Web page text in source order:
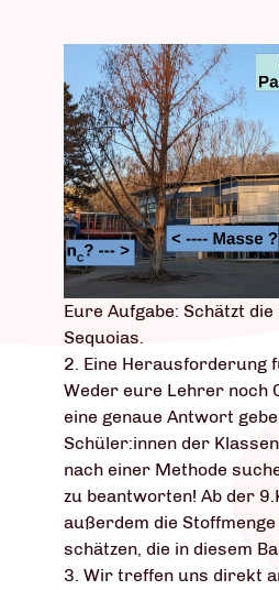
Eure Aufgabe: Schätzt
Sequoias.
2. Eine Herausforderung
Weder eure Lehrer noch
eine genaue Antwort
Schüler:innen der
nach einer Methode
zu beantworten! Ab der
außerdem die
schätzen, die in diesem
3. Wir treffen uns direkt